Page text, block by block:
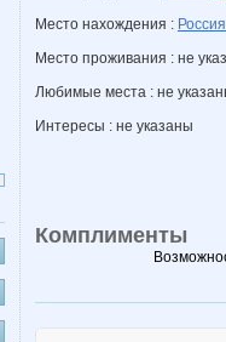
Место нахождения : Россия
Место проживания : не
Любимые места : не
Интересы : не указаны
Комплименты